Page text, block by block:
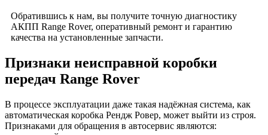
Обратившись к нам, вы получите точную диагностику
АКПП Range Rover, оперативный ремонт и гарантию
качества на установленные запчасти.
Признаки неисправной коробки
передач Range Rover
В процессе эксплуатации даже такая надёжная система, как
автоматическая коробка Рендж Ровер, может выйти из строя.
Признаками для обращения в автосервис являются: